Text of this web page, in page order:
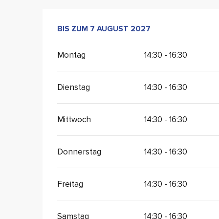
VOM6 AUGUST 2026BIS ZUM
BIS ZUM 7 AUGUST 2027
Montag 14:30 - 16:30
Dienstag 14:30 - 16:30
Mittwoch 14:30 - 16:30
Donnerstag 14:30 - 16:30
Freitag 14:30 - 16:30
Samstag 14:30 - 16:30